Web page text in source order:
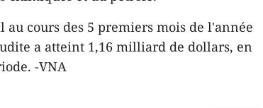
cours des 5 premiers mois de l'année
a atteint 1,16 milliard de dollars, en
-VNA